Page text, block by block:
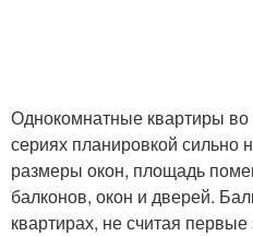
Однокомнатные квартиры
сериях планировкой сильно
размеры окон, площадь
балконов, окон и дверей.
квартирах, не считая первые